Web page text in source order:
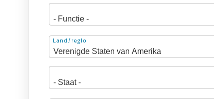
Adres
Land/regio